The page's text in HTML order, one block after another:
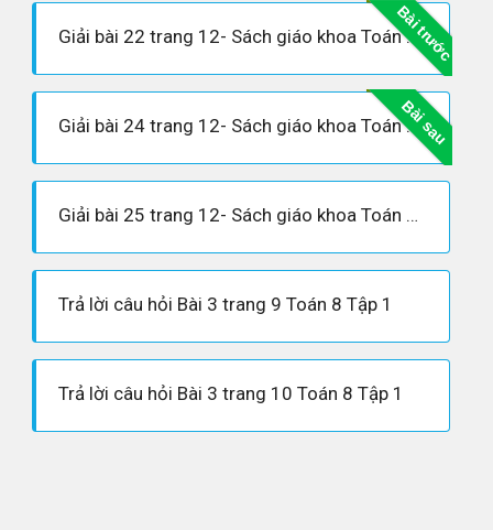
Bài trước
Giải bài 22 trang 12- Sách giáo khoa Toán 8 tập 1
Bài sau
Giải bài 24 trang 12- Sách giáo khoa Toán 8 tập 1
Giải bài 25 trang 12- Sách giáo khoa Toán 8 tập 1
Trả lời câu hỏi Bài 3 trang 9 Toán 8 Tập 1
Trả lời câu hỏi Bài 3 trang 10 Toán 8 Tập 1